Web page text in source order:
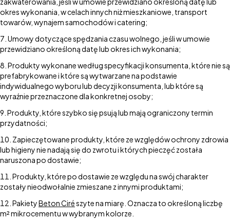
okres wykonania, w celach innych niż mieszkaniowe, transport
towarów, wynajem samochodów i catering;
Umowy dotyczące spędzania czasu wolnego, jeśli w umowie
przewidziano określoną datę lub okres ich wykonania;
Produkty wykonane według specyfikacji konsumenta, które nie są
prefabrykowane i które są wytwarzane na podstawie
indywidualnego wyboru lub decyzji konsumenta, lub które są
wyraźnie przeznaczone dla konkretnej osoby;
Produkty, które szybko się psują lub mają ograniczony termin
przydatności;
Zapieczętowane produkty, które ze względów ochrony zdrowia
lub higieny nie nadają się do zwrotu i których pieczęć została
naruszona po dostawie;
Produkty, które po dostawie ze względu na swój charakter
zostały nieodwołalnie zmieszane z innymi produktami;
PakietyBeton Cirészyte na miarę. Oznacza to określoną liczbę
m² mikrocementu w wybranym kolorze.